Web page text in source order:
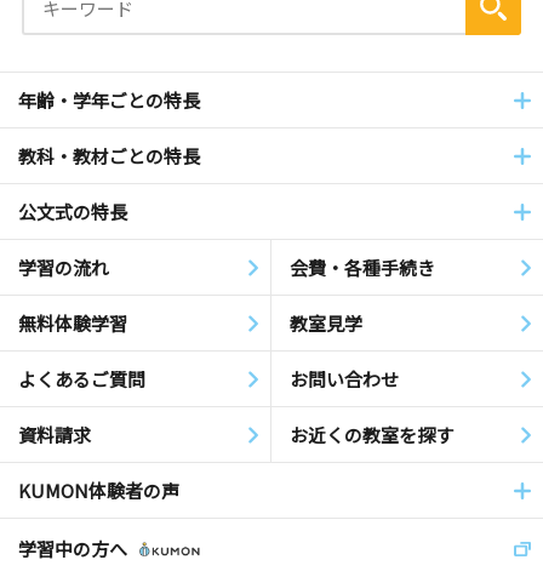
年齢・学年ごとの特長
教科・教材ごとの特長
公文式の特長
学習の流れ 会費・各種手続き
無料体験学習 教室見学
よくあるご質問 お問い合わせ
資料請求 お近くの教室を探す
KUMON体験者の声
学習中の方へ